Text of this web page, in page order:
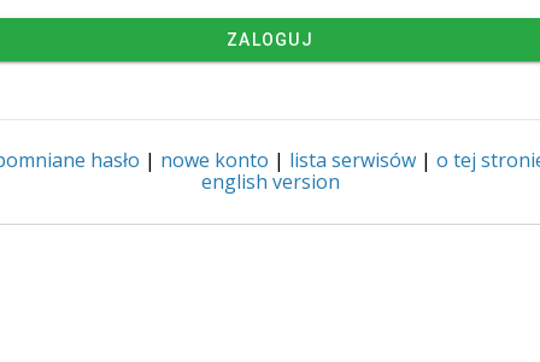
ZALOGUJ
hasło | nowe konto | lista serwisów | o tej
english version